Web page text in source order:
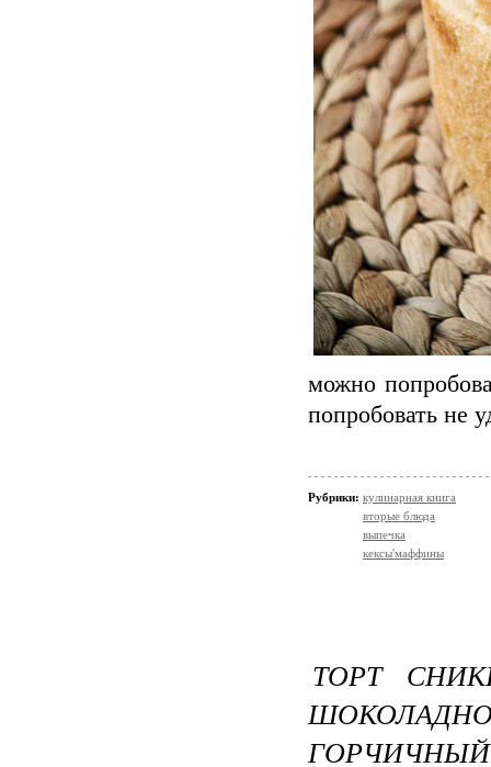
можно
попробовать не
Рубрики: кулинарная книга
вторые блюда
выпечка
кексы'маффины
ТОРТ